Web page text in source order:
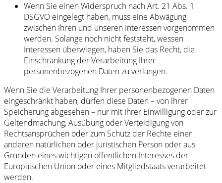
Wenn Sie einen Widerspruch nach Art. 21 Abs. 1
DSGVO eingelegt haben, muss eine Abwägung
zwischen Ihren und unseren Interessen vorgenommen
werden. Solange noch nicht feststeht, wessen
Interessen überwiegen, haben Sie das Recht, die
Einschränkung der Verarbeitung Ihrer
personenbezogenen Daten zu verlangen.
Wenn Sie die Verarbeitung Ihrer personenbezogenen Daten
eingeschränkt haben, dürfen diese Daten – von ihrer
Speicherung abgesehen – nur mit Ihrer Einwilligung oder zur
Geltendmachung, Ausübung oder Verteidigung von
Rechtsansprüchen oder zum Schutz der Rechte einer
anderen natürlichen oder juristischen Person oder aus
Gründen eines wichtigen öffentlichen Interesses der
Europäischen Union oder eines Mitgliedstaats verarbeitet
werden.